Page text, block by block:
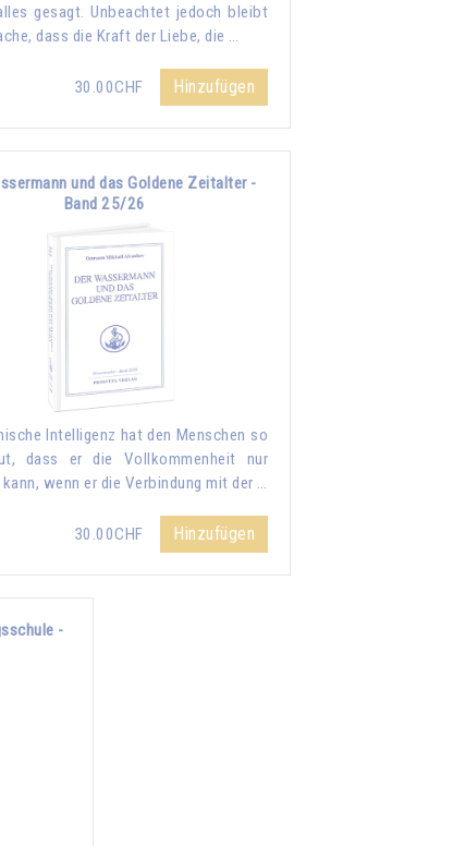
gesagt. Unbeachtet jedoch bleibt
dass die Kraft der Liebe, die …
30.00CHF Hinzufügen
und das Goldene Zeitalter -
Band 25/26
Intelligenz hat den Menschen so
dass er die Vollkommenheit nur
wenn er die Verbindung mit der …
30.00CHF Hinzufügen
-